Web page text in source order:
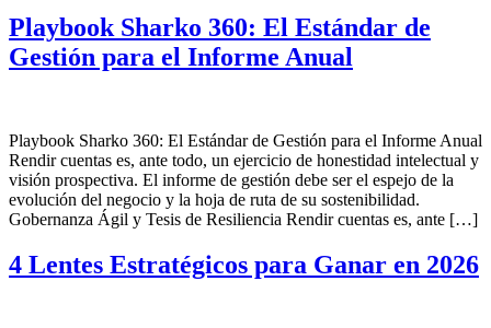
Playbook Sharko 360: El Estándar de
Gestión para el Informe Anual
Playbook Sharko 360: El Estándar de Gestión para el Informe Anual
Rendir cuentas es, ante todo, un ejercicio de honestidad intelectual y
visión prospectiva. El informe de gestión debe ser el espejo de la
evolución del negocio y la hoja de ruta de su sostenibilidad.
Gobernanza Ágil y Tesis de Resiliencia Rendir cuentas es, ante […]
4 Lentes Estratégicos para Ganar en 2026